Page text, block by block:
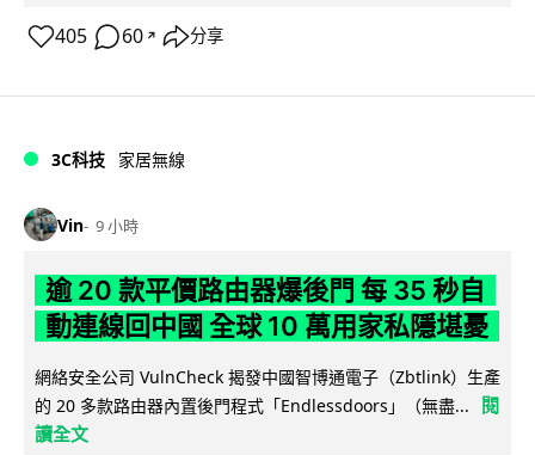
405 60 ↗ 分享
3C科技 家居無線
Vin 9 小時
逾 20 款平價路由器爆後門 每 35 秒自
動連線回中國 全球 10 萬用家私隱堪憂
網絡安全公司 VulnCheck 揭發中國智博通電子（Zbtlink）生產
的 20 多款路由器內置後門程式「Endlessdoors」（無盡...
閱
讀全文